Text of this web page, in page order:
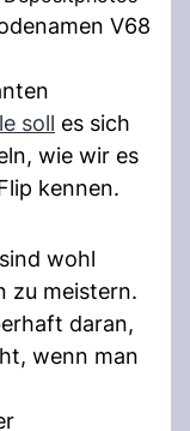
V68
soll es sich
wie wir es
kennen.
wohl
zu meistern.
daran,
wenn man